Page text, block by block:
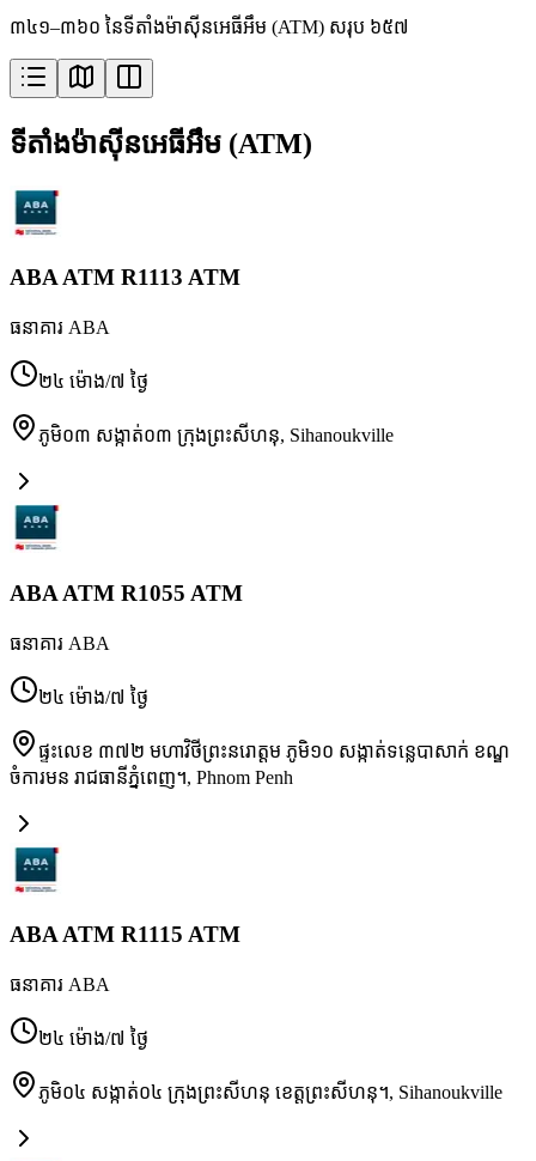
៣៤១–៣៦០ នៃទីតាំងម៉ាស៊ីនអេធីអឹម (ATM) សរុប ៦៥៧
ទីតាំងម៉ាស៊ីនអេធីអឹម (ATM)
ABA ATM R1113 ATM
ធនាគារ ABA
២៤ ម៉ោង/៧ ថ្ងៃ
ភូមិ០៣ សង្កាត់០៣ ក្រុងព្រះសីហនុ, Sihanoukville
ABA ATM R1055 ATM
ធនាគារ ABA
២៤ ម៉ោង/៧ ថ្ងៃ
ផ្ទះលេខ ៣៧២ មហាវិថីព្រះនរោត្តម ភូមិ១០ សង្កាត់ទន្លេបាសាក់ ខណ្ឌ
ចំការមន រាជធានីភ្នំពេញ។, Phnom Penh
ABA ATM R1115 ATM
ធនាគារ ABA
២៤ ម៉ោង/៧ ថ្ងៃ
ភូមិ០៤ សង្កាត់០៤ ក្រុងព្រះសីហនុ ខេត្តព្រះសីហនុ។, Sihanoukville